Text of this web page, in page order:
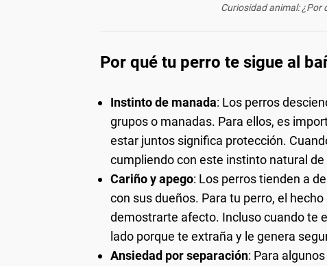
Curiosidad animal: ¿Por
Por qué tu perro te sigue al
Instinto de manada: Los perros
grupos o manadas. Para ellos, es
estar juntos significa protección.
cumpliendo con este instinto natural
Cariño y apego: Los perros tienden a
con sus dueños. Para tu perro, el
demostrarte afecto. Incluso cuando te
lado porque te extraña y le genera
Ansiedad por separación: Para